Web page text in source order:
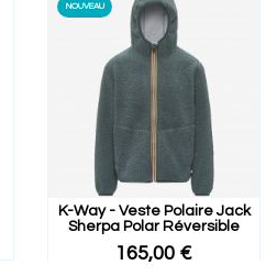
K-Way - Veste Polaire Jack
Sherpa Polar Réversible
165,00 €
NOUVEAU